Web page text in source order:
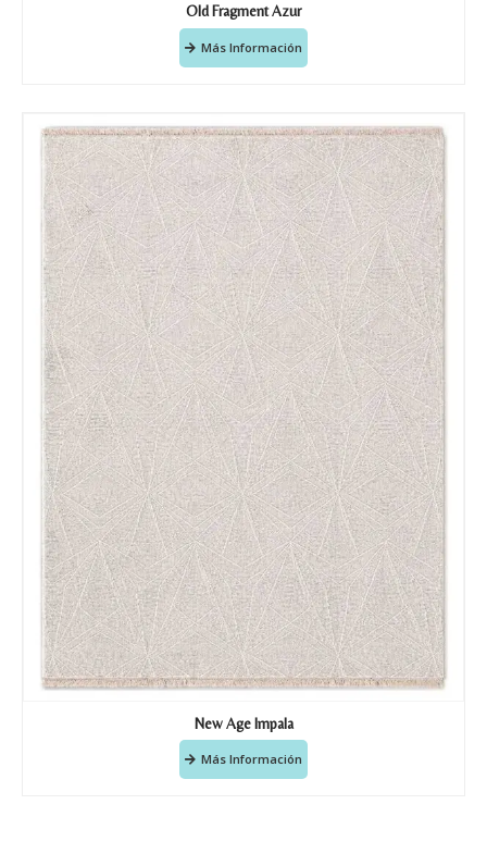
Old Fragment Azur
Más Información
New Age Impala
Más Información